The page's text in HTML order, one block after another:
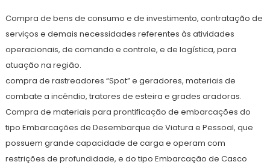
Compra de bens de consumo e de investimento, contratação de
serviços e demais necessidades referentes às atividades
operacionais, de comando e controle, e de logística, para
atuação na região.
compra de rastreadores “Spot” e geradores, materiais de
combate a incêndio, tratores de esteira e grades aradoras.
Compra de materiais para prontificação de embarcações do
tipo Embarcações de Desembarque de Viatura e Pessoal, que
possuem grande capacidade de carga e operam com
restrições de profundidade, e do tipo Embarcação de Casco